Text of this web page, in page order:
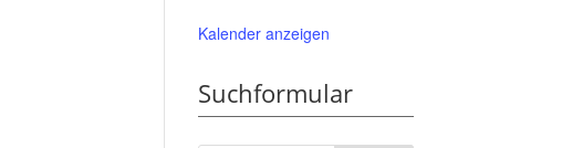
Kalender anzeigen
Suchformular